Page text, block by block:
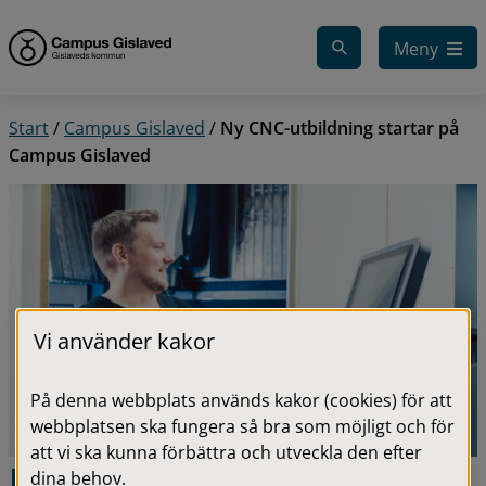
Meny
Start/ Campus Gislaved / Ny CNC-utbildning startar på
Campus Gislaved
Vi använder kakor
På denna webbplats används kakor (cookies) för att
webbplatsen ska fungera så bra som möjligt och för
att vi ska kunna förbättra och utveckla den efter
dina behov.